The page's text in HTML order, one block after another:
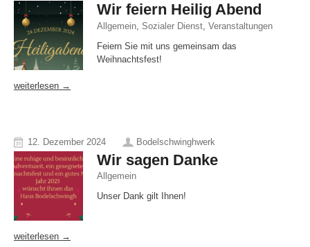
Wir feiern Heilig Abend
Allgemein Sozialer Dienst Veranstaltungen
Feiern Sie mit uns gemeinsam das
Weihnachtsfest!
weiterlesen →
12. Dezember 2024 Bodelschwinghwerk
Wir sagen Danke
Allgemein
Unser Dank gilt Ihnen!
weiterlesen →